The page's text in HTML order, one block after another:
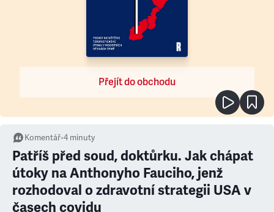
Přejít do obchodu
Komentář•4 minuty
Patříš před soud, doktůrku. Jak chápat
útoky na Anthonyho Fauciho, jenž
rozhodoval o zdravotní strategii USA v
časech covidu